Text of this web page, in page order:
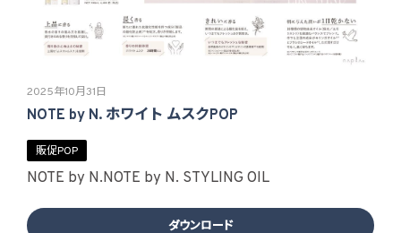
2025年10月31日
NOTE by N. ホワイト ムスクPOP
販促POP
NOTE by N.NOTE by N. STYLING OIL
ダウンロード